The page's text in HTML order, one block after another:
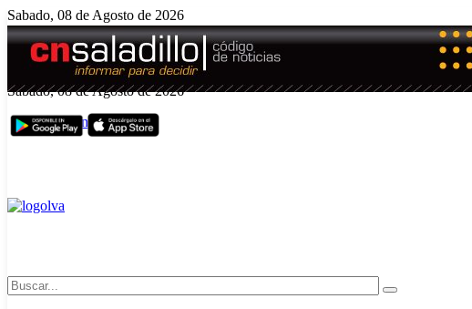
Sabado, 08 de Agosto de 2026
El tiempo - Tutiempo.net
Sabado, 08 de Agosto de 2026
Edición N° 5008